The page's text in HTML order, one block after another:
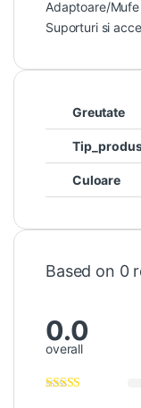
Adaptoare/
Suporturi si
Greutate
Culoare
Based on 0
0.0
overall